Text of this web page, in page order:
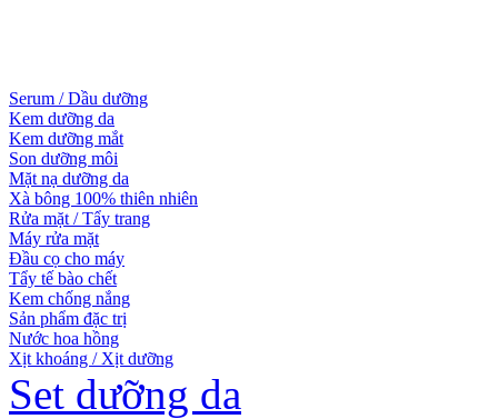
Serum / Dầu dưỡng
Kem dưỡng da
Kem dưỡng mắt
Son dưỡng môi
Mặt nạ dưỡng da
Xà bông 100% thiên nhiên
Rửa mặt / Tẩy trang
Máy rửa mặt
Đầu cọ cho máy
Tẩy tế bào chết
Kem chống nắng
Sản phẩm đặc trị
Nước hoa hồng
Xịt khoáng / Xịt dưỡng
Set dưỡng da